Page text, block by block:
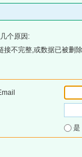
个原因:
接不完整,或数据已被删